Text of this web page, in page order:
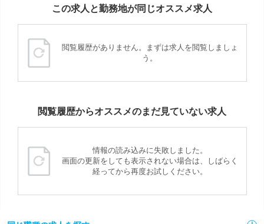
この求人と勤務地が同じオススメ求人
閲覧履歴がありません。まずは求人を閲覧しましょ
う。
閲覧履歴からオススメのまだ見ていない求人
情報の読み込みに失敗しました。
画面の更新をしても表示されない場合は、しばらく
経ってから再度お試しください。